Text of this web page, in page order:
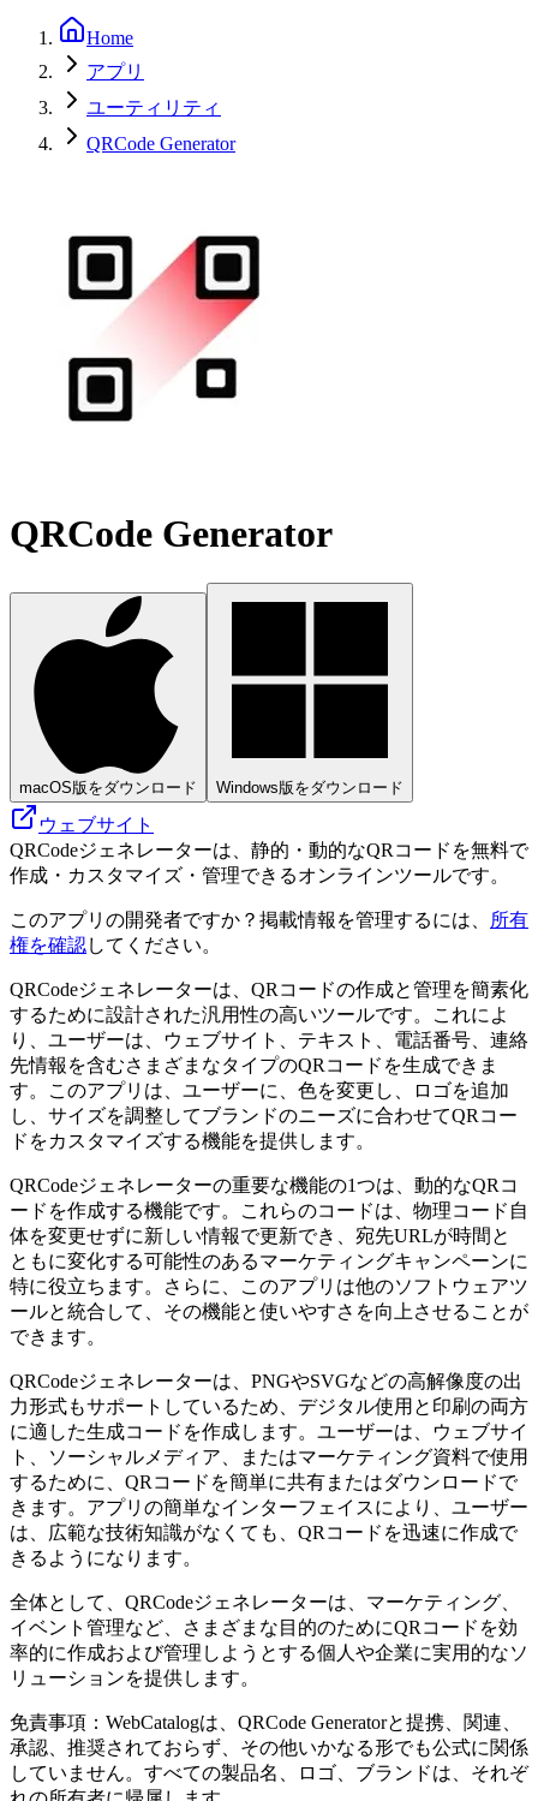
Home
アプリ
ユーティリティ
QRCode Generator
QRCode Generator
macOS版をダウンロード Windows版をダウンロード
ウェブサイト
QRCodeジェネレーターは、静的・動的なQRコードを無料で
作成・カスタマイズ・管理できるオンラインツールです。
このアプリの開発者ですか？掲載情報を管理するには、
所有
権を確認してください。
QRCodeジェネレーターは、QRコードの作成と管理を簡素化
するために設計された汎用性の高いツールです。これによ
り、ユーザーは、ウェブサイト、テキスト、電話番号、連絡
先情報を含むさまざまなタイプのQRコードを生成できま
す。このアプリは、ユーザーに、色を変更し、ロゴを追加
し、サイズを調整してブランドのニーズに合わせてQRコー
ドをカスタマイズする機能を提供します。
QRCodeジェネレーターの重要な機能の1つは、動的なQRコ
ードを作成する機能です。これらのコードは、物理コード自
体を変更せずに新しい情報で更新でき、宛先URLが時間と
ともに変化する可能性のあるマーケティングキャンペーンに
特に役立ちます。さらに、このアプリは他のソフトウェアツ
ールと統合して、その機能と使いやすさを向上させることが
できます。
QRCodeジェネレーターは、PNGやSVGなどの高解像度の出
力形式もサポートしているため、デジタル使用と印刷の両方
に適した生成コードを作成します。ユーザーは、ウェブサイ
ト、ソーシャルメディア、またはマーケティング資料で使用
するために、QRコードを簡単に共有またはダウンロードで
きます。アプリの簡単なインターフェイスにより、ユーザー
は、広範な技術知識がなくても、QRコードを迅速に作成で
きるようになります。
全体として、QRCodeジェネレーターは、マーケティング、
イベント管理など、さまざまな目的のためにQRコードを効
率的に作成および管理しようとする個人や企業に実用的なソ
リューションを提供します。
免責事項：WebCatalogは、QRCode Generatorと提携、関連、
承認、推奨されておらず、その他いかなる形でも公式に関係
していません。すべての製品名、ロゴ、ブランドは、それぞ